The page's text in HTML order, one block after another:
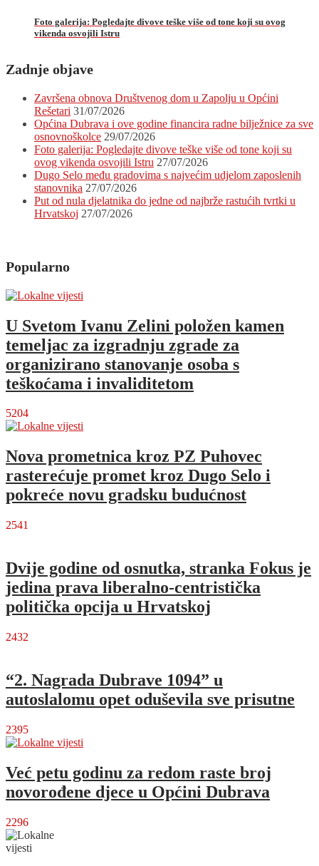
Foto galerija: Pogledajte divove teške više od tone koji su ovog
vikenda osvojili Istru
Zadnje objave
Završena obnova Društvenog dom u Zapolju u Općini
Rešetari 31/07/2026
Općina Dubrava i ove godine financira radne bilježnice za sve
osnovnoškolce 29/07/2026
Foto galerija: Pogledajte divove teške više od tone koji su
ovog vikenda osvojili Istru 27/07/2026
Dugo Selo među gradovima s najvećim udjelom zaposlenih
stanovnika 27/07/2026
Put od nula djelatnika do jedne od najbrže rastućih tvrtki u
Hrvatskoj 27/07/2026
Popularno
U Svetom Ivanu Zelini položen kamen
temeljac za izgradnju zgrade za
organizirano stanovanje osoba s
teškoćama i invaliditetom
5204
Nova prometnica kroz PZ Puhovec
rasterećuje promet kroz Dugo Selo i
pokreće novu gradsku budućnost
2541
Dvije godine od osnutka, stranka Fokus je
jedina prava liberalno-centristička
politička opcija u Hrvatskoj
2432
“2. Nagrada Dubrave 1094” u
autoslalomu opet oduševila sve prisutne
2395
Već petu godinu za redom raste broj
novorođene djece u Općini Dubrava
2296